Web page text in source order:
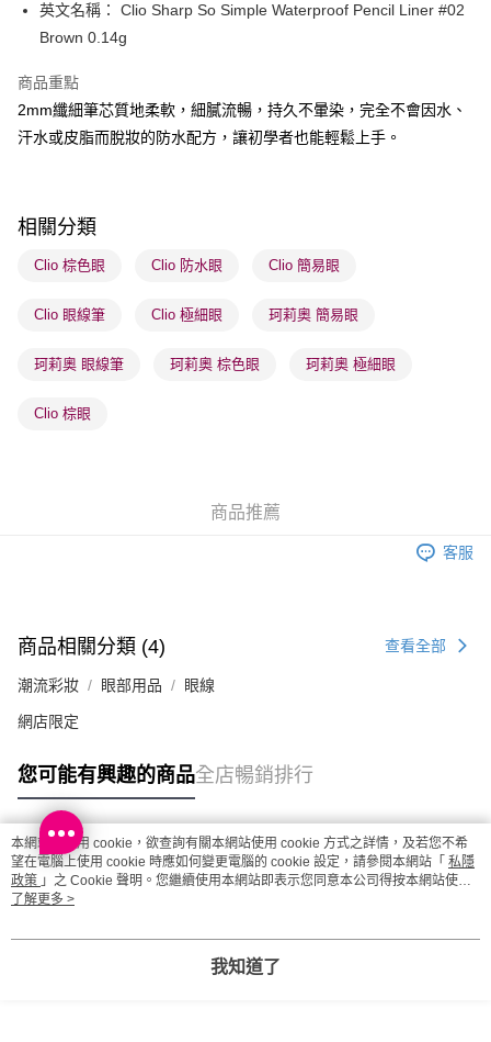
WeChat Pay
送貨方式
順豐自助櫃 - 確認發貨後1-3個工作天送達
順豐站及營業點 - 確認發貨後1-3個工作天送達
物流公司進行物流配送
取。逾期會取消訂單，並不會安排重寄
取。逾期會取消訂單，並不會安排重寄
英文名稱： Clio Sharp So Simple Waterproof Pencil Liner #02
Brown 0.14g
商品重點
2mm纖細筆芯質地柔軟，細膩流暢，持久不暈染，完全不會因水、
汗水或皮脂而脫妝的防水配方，讓初學者也能輕鬆上手。
相關分類
Clio 棕色眼 Clio 防水眼 Clio 簡易眼
Clio 眼線筆 Clio 極細眼 珂莉奧 簡易眼
珂莉奧 眼線筆 珂莉奧 棕色眼 珂莉奧 極細眼
Clio 棕眼
商品推薦
客服
商品相關分類 (4) 查看全部
潮流彩妝 眼部用品 眼線
網店限定
您可能有興趣的商品全店暢銷排行
熱門標籤
熱銷排行
本網站中使用 cookie，欲查詢有關本網站使用 cookie 方式之詳情，及若您不希
望在電腦上使用 cookie 時應如何變更電腦的 cookie 設定，請參閱本網站「 私隱
政策 」之 Cookie 聲明。您繼續使用本網站即表示您同意本公司得按本網站使用
條款之 Cookie 聲明使用 cookie。
了解更多 >
我知道了